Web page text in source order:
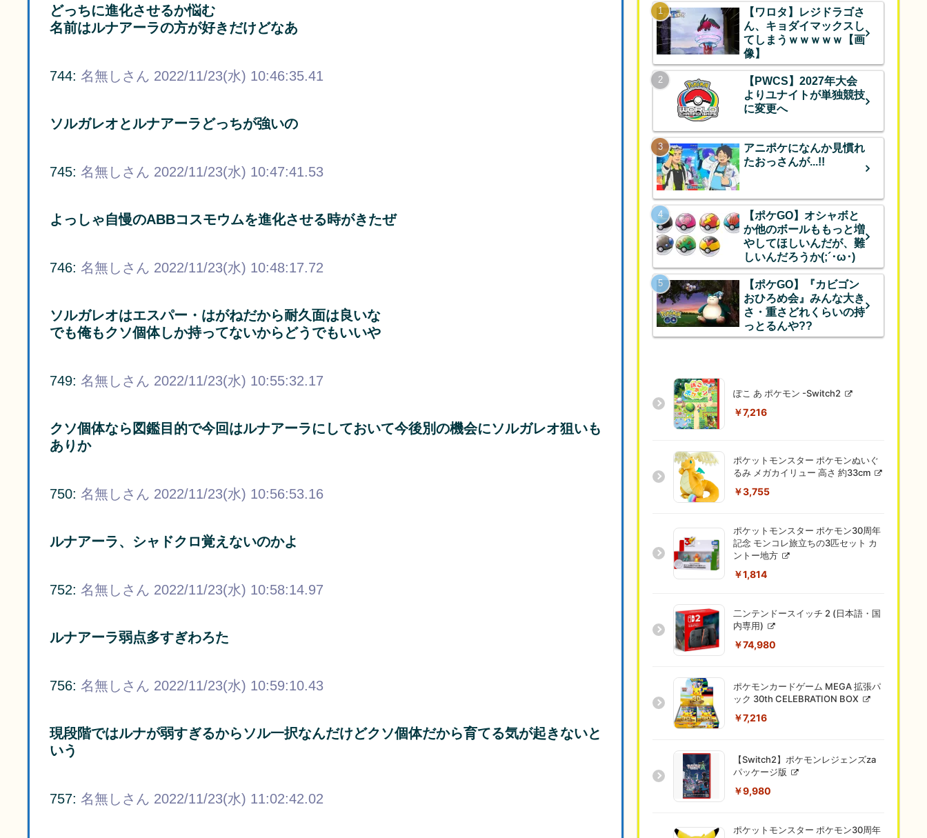
どっちに進化させるか悩む
名前はルナアーラの方が好きだけどなあ
744: 名無しさん 2022/11/23(水) 10:46:35.41
ソルガレオとルナアーラどっちが強いの
745: 名無しさん 2022/11/23(水) 10:47:41.53
よっしゃ自慢のABBコスモウムを進化させる時がきたぜ
746: 名無しさん 2022/11/23(水) 10:48:17.72
ソルガレオはエスパー・はがねだから耐久面は良いな
でも俺もクソ個体しか持ってないからどうでもいいや
749: 名無しさん 2022/11/23(水) 10:55:32.17
クソ個体なら図鑑目的で今回はルナアーラにしておいて今後別の機会にソルガレオ狙いも
ありか
750: 名無しさん 2022/11/23(水) 10:56:53.16
ルナアーラ、シャドクロ覚えないのかよ
752: 名無しさん 2022/11/23(水) 10:58:14.97
ルナアーラ弱点多すぎわろた
756: 名無しさん 2022/11/23(水) 10:59:10.43
現段階ではルナが弱すぎるからソル一択なんだけどクソ個体だから育てる気が起きないと
いう
757: 名無しさん 2022/11/23(水) 11:02:42.02
【ワロタ】レジドラゴさ
ん、キョダイマックスし
てしまうｗｗｗｗｗ【画
像】
【PWCS】2027年大会
よりユナイトが単独競技
に変更へ
アニポケになんか見慣れ
たおっさんが...!!
【ポケGO】オシャボと
か他のボールももっと増
やしてほしいんだが、難
しいんだろうか(;´･ω･)
【ポケGO】『カビゴン
おひろめ会』みんな大き
さ・重さどれくらいの持
っとるんや??
ぽこ あ ポケモン -Switch2
￥7,216
ポケットモンスター ポケモンぬいぐ
るみ メガカイリュー 高さ 約33cm
￥3,755
ポケットモンスター ポケモン30周年
記念 モンコレ旅立ちの3匹セット カ
ントー地方
￥1,814
二ンテンドースイッチ 2 (日本語・国
内専用)
￥74,980
ポケモンカードゲーム MEGA 拡張パ
ック 30th CELEBRATION BOX
￥7,216
【Switch2】ポケモンレジェンズza
パッケージ版
￥9,980
ポケットモンスター ポケモン30周年